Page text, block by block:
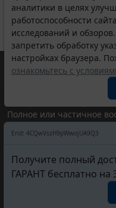
для юристов ...
аналитики в целях
работоспособности
исследований и
запретить обработку
настройках браузера.
ознакомьтесь с
Erid: 4CQwVszH9pWwojUA9Q3
Получите полный
ГАРАНТ бесплатно на
© ООО "НПП "ГАРАНТ-
участниками
Все права на
Полное или частичное
Портал ГАРАНТ.РУ
надзору в сфере
(Роскомнадзором), Эл №
ООО "НПП "ГАРАНТ-
Разработчик ЭПС